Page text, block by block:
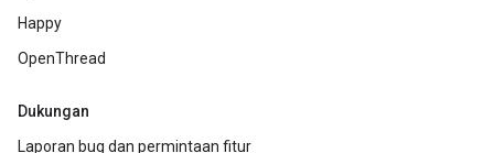
Happy
OpenThread
Dukungan
Laporan bug dan permintaan fitur